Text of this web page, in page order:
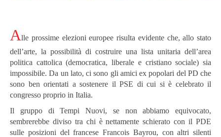
Alle prossime elezioni europee risulta evidente che, allo stato
dell’arte, la possibilità di costruire una lista unitaria dell’area
politica cattolica (democratica, liberale e cristiano sociale) sia
impossibile. Da un lato, ci sono gli amici ex popolari del PD che
sono ben orientati a sostenere il PSE di cui si è celebrato il
congresso proprio in Italia.
Il gruppo di Tempi Nuovi, se non abbiamo equivocato,
sembrerebbe diviso tra chi è nettamente schierato con il PDE
sulle posizioni del francese Francois Bayrou, con altri silenti